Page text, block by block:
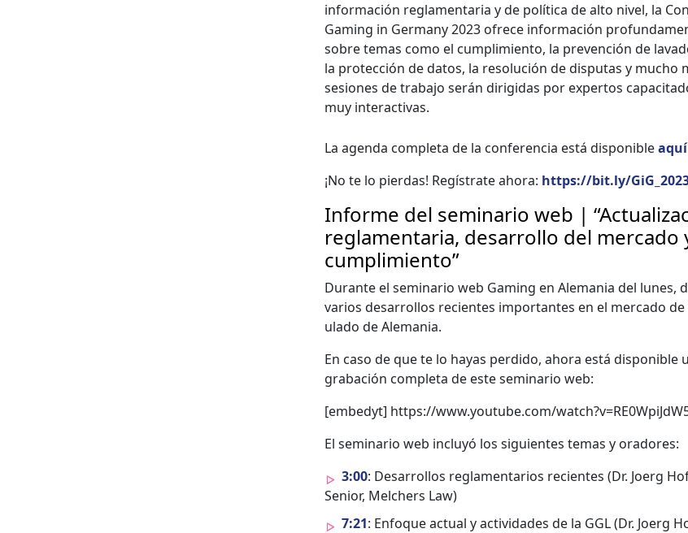
infor­ma­ción reglamen­taria y de políti­ca de alto niv­el, la
Gam­ing in Ger­many 2023 ofrece infor­ma­ción
sobre temas como el cumplim­ien­to, la pre­ven­ción de
la pro­tec­ción de datos, la res­olu­ción de dis­putas y mucho
sesiones de tra­ba­jo serán dirigi­das por exper­tos
muy inter­ac­ti­vas.
La agen­da com­ple­ta de la con­fer­en­cia está disponibleaquí
¡No te lo pier­das! Regís­trate aho­ra: https://bit.ly/
Informe del seminario web |
reglamentaria, desarrollo del mercado
cumplimiento”
Durante el sem­i­nario web Gam­ing en Ale­ma­nia del lunes,
var­ios desar­rol­los recientes impor­tantes en el mer­ca­do
u­la­do de Ale­ma­nia.
En caso de que te lo hayas per­di­do, aho­ra está disponible
grabación com­ple­ta de este sem­i­nario web:
[embedyt] https://www.youtube.com/
El sem­i­nario web incluyó los sigu­ientes temas y oradores:
3:00: Desar­rol­los reglamen­tar­ios recientes (Dr. Joerg
Senior, Melch­ers Law)
7:21: Enfoque actu­al y activi­dades de la GGL (Dr. Joerg